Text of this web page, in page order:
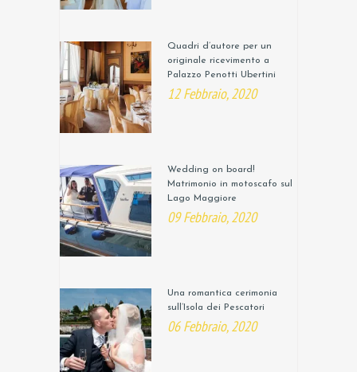
Quadri d’autore per un
originale ricevimento a
Palazzo Penotti Ubertini
12 Febbraio, 2020
Wedding on board!
Matrimonio in motoscafo sul
Lago Maggiore
09 Febbraio, 2020
Una romantica cerimonia
sull’Isola dei Pescatori
06 Febbraio, 2020